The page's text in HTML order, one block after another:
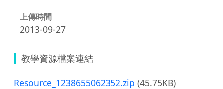
上傳時間
2013-09-27
教學資源檔案連結
Resource_1238655062352.zip (45.75KB)